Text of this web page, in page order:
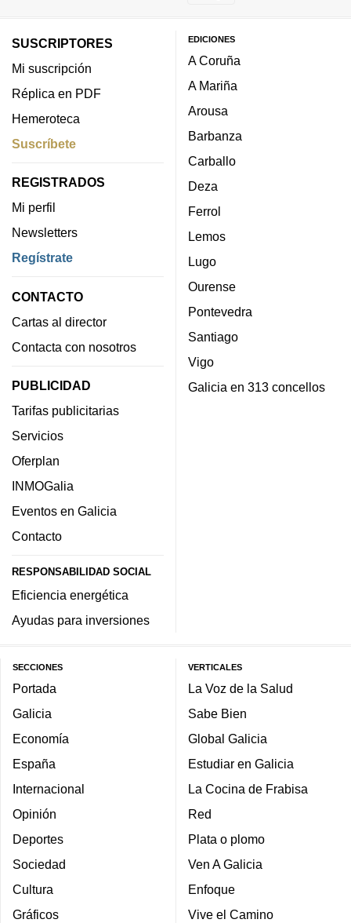
SUSCRIPTORES
Mi suscripción
Réplica en PDF
Hemeroteca
Suscríbete
REGISTRADOS
Mi perfil
Newsletters
Regístrate
CONTACTO
Cartas al director
Contacta con nosotros
PUBLICIDAD
Tarifas publicitarias
Servicios
Oferplan
INMOGalia
Eventos en Galicia
Contacto
RESPONSABILIDAD SOCIAL
Eficiencia energética
Ayudas para inversiones
EDICIONES
A Coruña
A Mariña
Arousa
Barbanza
Carballo
Deza
Ferrol
Lemos
Lugo
Ourense
Pontevedra
Santiago
Vigo
Galicia en 313 concellos
SECCIONES
Portada
Galicia
Economía
España
Internacional
Opinión
Deportes
Sociedad
Cultura
Gráficos
VERTICALES
La Voz de la Salud
Sabe Bien
Global Galicia
Estudiar en Galicia
La Cocina de Frabisa
Red
Plata o plomo
Ven A Galicia
Enfoque
Vive el Camino